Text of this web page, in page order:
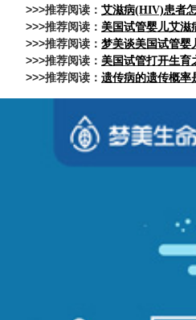
>>>推荐阅读： 艾滋病(HIV)患者
>>>推荐阅读： 美国试管婴儿艾滋
>>>推荐阅读： 梦美谈美国试管婴
>>>推荐阅读： 美国试管打开生育
>>>推荐阅读： 遗传病的遗传概率